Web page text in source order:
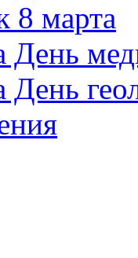
8 марта
День